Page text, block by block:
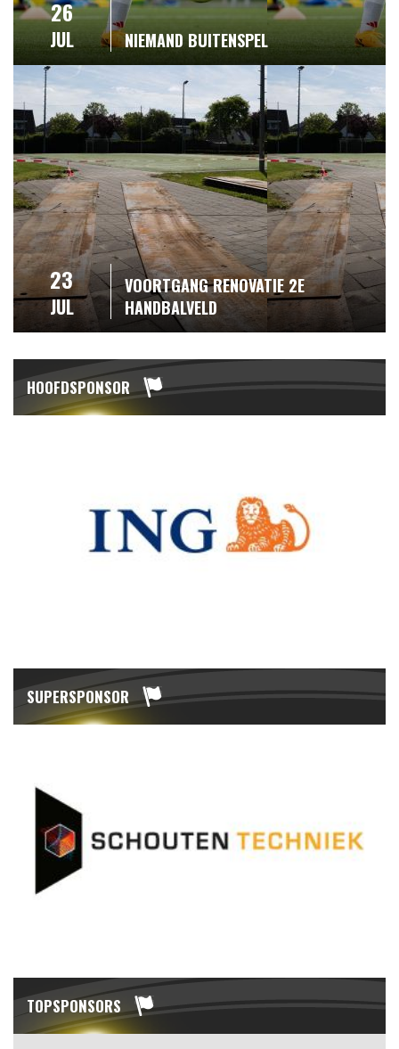
26
JUL NIEMAND BUITENSPEL
23
JUL
VOORTGANG RENOVATIE 2E
HANDBALVELD
HOOFDSPONSOR
SUPERSPONSOR
TOPSPONSORS